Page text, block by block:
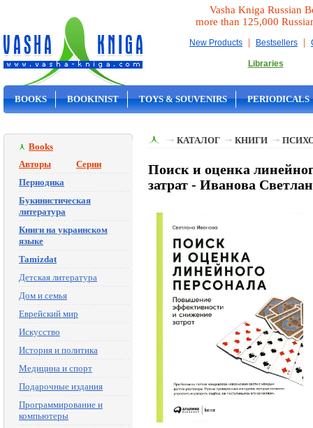
Vasha Kniga Russian
more than 125,000
New Products | Bestsellers |
Libraries
BOOKS BOOKINIST TOYS & SOUVENIRS PERIODICALS
Books
Авторы
Серии
Периодика
Букинистическая
литература
Книги на украинском
языке
Tamizdat
Детская литература
Дом и семья
Еврейский мир
Искусство
История и политика
Медицина и спорт
Подарочные издания
Программирование и
компьютеры
КАТАЛОГ КНИГИ
Поиск и оценка
затрат - Иванова